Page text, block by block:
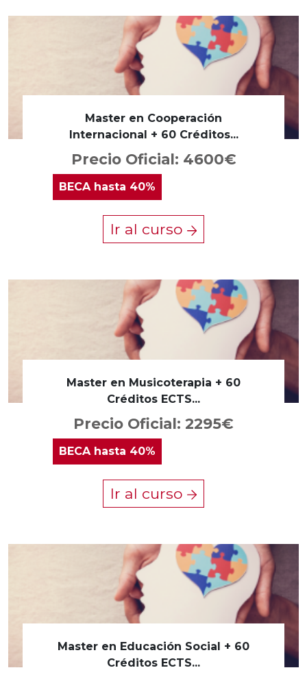
Master en Cooperación
Internacional + 60 Créditos...
Precio Oficial: 4600€
BECAhasta 40%
Ir al curso
Master en Musicoterapia + 60
Créditos ECTS...
Precio Oficial: 2295€
BECA hasta 40%
Ir al curso
Master en Educación Social + 60
Créditos ECTS...